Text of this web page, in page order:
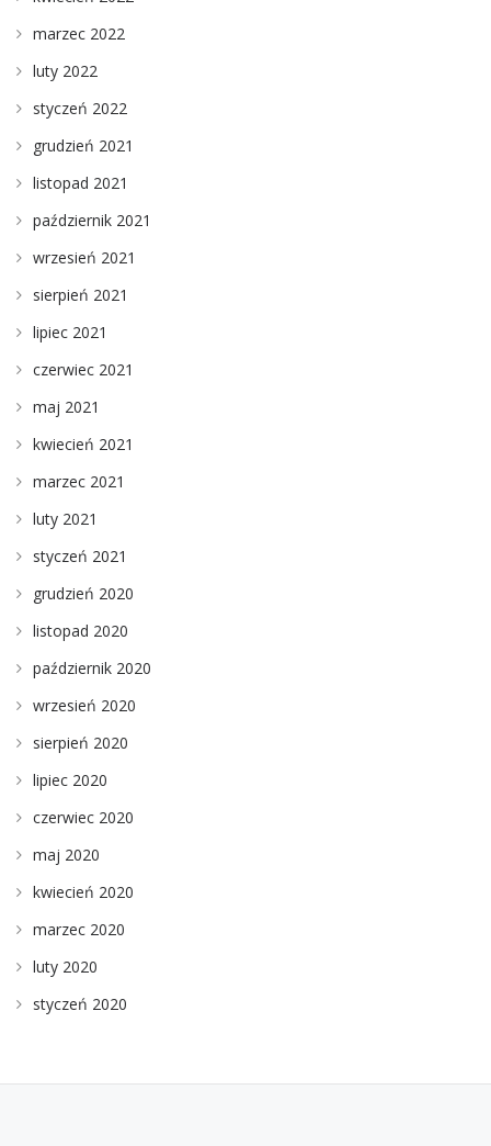
marzec 2022
luty 2022
styczeń 2022
grudzień 2021
listopad 2021
październik 2021
wrzesień 2021
sierpień 2021
lipiec 2021
czerwiec 2021
maj 2021
kwiecień 2021
marzec 2021
luty 2021
styczeń 2021
grudzień 2020
listopad 2020
październik 2020
wrzesień 2020
sierpień 2020
lipiec 2020
czerwiec 2020
maj 2020
kwiecień 2020
marzec 2020
luty 2020
styczeń 2020